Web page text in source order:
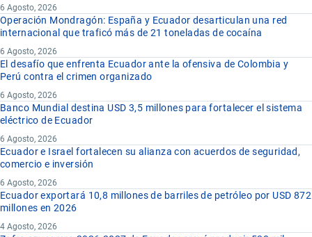
6 Agosto, 2026
Operación Mondragón: España y Ecuador desarticulan una red
internacional que traficó más de 21 toneladas de cocaína
6 Agosto, 2026
El desafío que enfrenta Ecuador ante la ofensiva de Colombia y
Perú contra el crimen organizado
6 Agosto, 2026
Banco Mundial destina USD 3,5 millones para fortalecer el sistema
eléctrico de Ecuador
6 Agosto, 2026
Ecuador e Israel fortalecen su alianza con acuerdos de seguridad,
comercio e inversión
6 Agosto, 2026
Ecuador exportará 10,8 millones de barriles de petróleo por USD 872
millones en 2026
4 Agosto, 2026